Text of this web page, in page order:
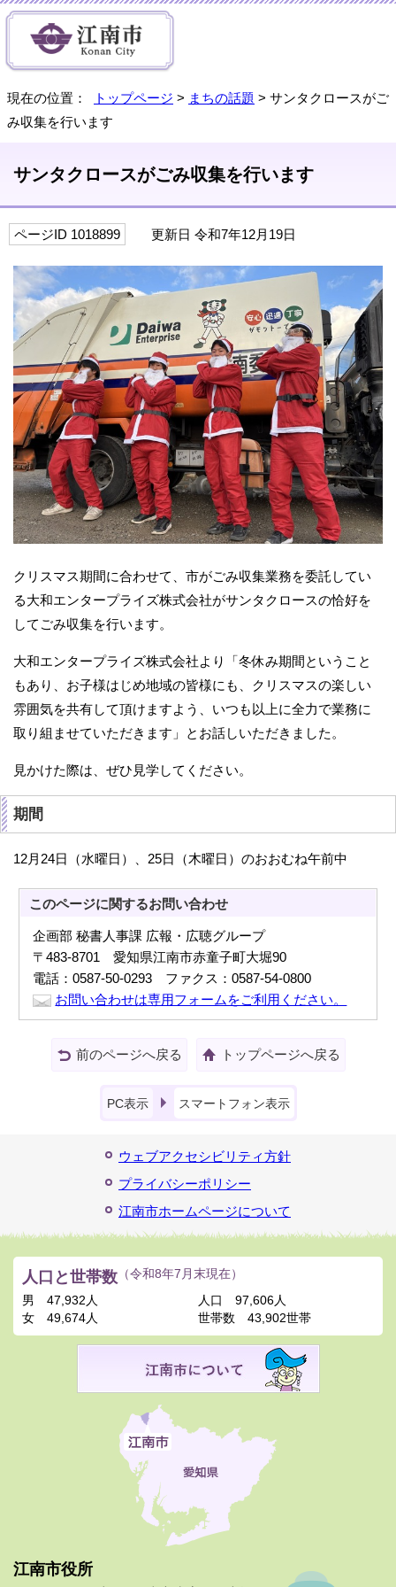
現在の位置： トップページ > まちの話題 > サンタクロースがご
み収集を行います
サンタクロースがごみ収集を行います
ページID 1018899 更新日 令和7年12月19日
クリスマス期間に合わせて、市がごみ収集業務を委託してい
る大和エンタープライズ株式会社がサンタクロースの恰好を
してごみ収集を行います。
大和エンタープライズ株式会社より「冬休み期間ということ
もあり、お子様はじめ地域の皆様にも、クリスマスの楽しい
雰囲気を共有して頂けますよう、いつも以上に全力で業務に
取り組ませていただきます」とお話しいただきました。
見かけた際は、ぜひ見学してください。
期間
12月24日（水曜日）、25日（木曜日）のおおむね午前中
このページに関するお問い合わせ
企画部 秘書人事課 広報・広聴グループ
〒483-8701 愛知県江南市赤童子町大堀90
電話：0587-50-0293 ファクス：0587-54-0800
お問い合わせは専用フォームをご利用ください。
前のページへ戻る トップページへ戻る
PC表示 スマートフォン表示
ウェブアクセシビリティ方針
プライバシーポリシー
江南市ホームページについて
江南市役所
人口と世帯数 （令和8年7月末現在）
男
47,932人
女
49,674人
人口
97,606人
世帯数
43,902世帯